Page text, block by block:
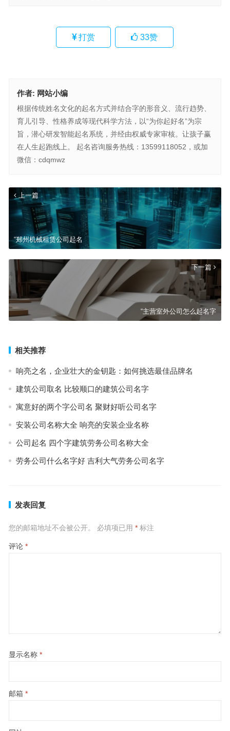
打赏 33赞
作者: 网站小编
根据传统姓名文化的起名方式并结合字的形音义、流行趋势、
育儿引导、性格养成等现代科学方法，以“为你起好名”为宗
旨，潜心研发智能起名系统，并经由权威专家审核。让孩子赢
在人生起跑线上。 起名咨询服务热线：13599118052，或加
微信：cdqmwz
上一篇
“郑州机械租赁公司起名
下一篇
“主营室外公司怎么起名字
相关推荐
响亮之名，企业壮大的金钥匙：如何挑选最佳品牌名
建筑公司取名 比较顺口的建筑公司名字
寓意好的两个字公司名 聚财好听公司名字
安装公司名称大全 响亮的安装企业名称
公司起名 四个字建筑劳务公司名称大全
劳务公司什么名字好 吉利大气劳务公司名字
发表回复
您的邮箱地址不会被公开。 必填项已用 *标注
评论 *
显示名称 *
邮箱 *